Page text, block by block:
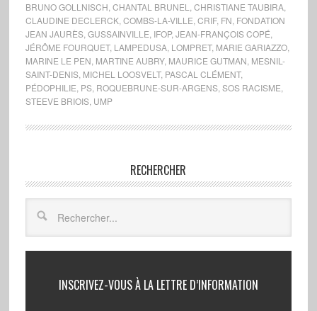
BRUNO GOLLNISCH CHANTAL BRUNEL CHRISTIANE TAUBIRA,
CLAUDINE DECLERCK, COMBS-LA-VILLE CRIF, FN FONDATION
JEAN JAURÈS, GUSSAINVILLE IFOP, JEAN-FRANÇOIS COPÉ
JÉRÔME FOURQUET, LAMPEDUSA, LOMPRET, MARIE GARIAZZO,
MARINE LE PEN MARTINE AUBRY, MAURICE GUTMAN MESNIL-
SAINT-DENIS, MICHEL LOOSVELT, PASCAL CLÉMENT,
PÉDOPHILIE PS, ROQUEBRUNE-SUR-ARGENS, SOS RACISME
STEEVE BRIOIS, UMP
RECHERCHER
INSCRIVEZ-VOUS À LA LETTRE D’INFORMATION